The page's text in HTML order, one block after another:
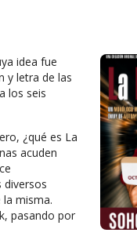
idea fue
y letra de las
los seis
¿qué es La
acuden
diversos
misma.
pasando por